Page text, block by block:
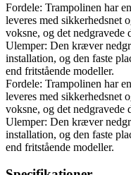
Fordele: Trampolinen har
leveres med sikkerhedsnet
voksne, og det
Ulemper: Den kræver
installation, og den faste
end fritstående modeller.
Fordele: Trampolinen har
leveres med sikkerhedsnet
voksne, og det
Ulemper: Den kræver
installation, og den faste
end fritstående modeller.